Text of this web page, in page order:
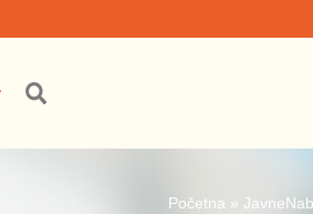
Početna »